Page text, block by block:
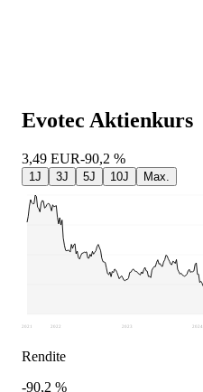
Evotec Aktienkurs
3,49 EUR-90,2 %
1J 3J 5J 10J Max.
2021 2022 2023 2024
Rendite
-90,2 %